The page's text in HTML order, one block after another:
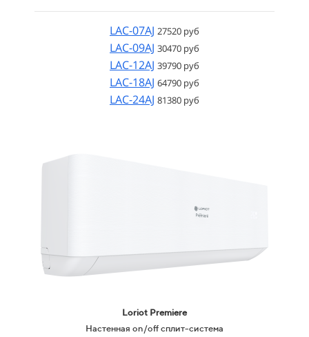
LAC-07AJ 27520 руб
LAC-09AJ 30470 руб
LAC-12AJ 39790 руб
LAC-18AJ 64790 руб
LAC-24AJ 81380 руб
Loriot Premiere
Настенная on/off сплит-система